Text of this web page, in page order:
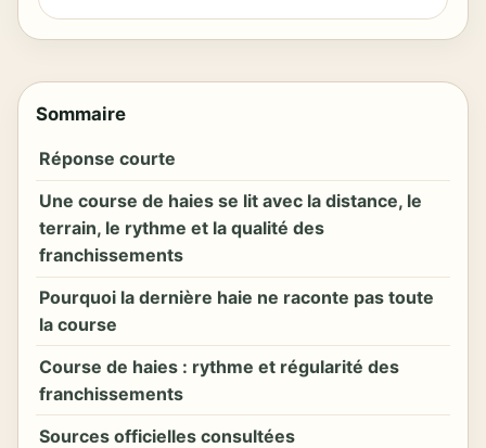
Sommaire
Réponse courte
Une course de haies se lit avec la distance, le
terrain, le rythme et la qualité des
franchissements
Pourquoi la dernière haie ne raconte pas toute
la course
Course de haies : rythme et régularité des
franchissements
Sources officielles consultées